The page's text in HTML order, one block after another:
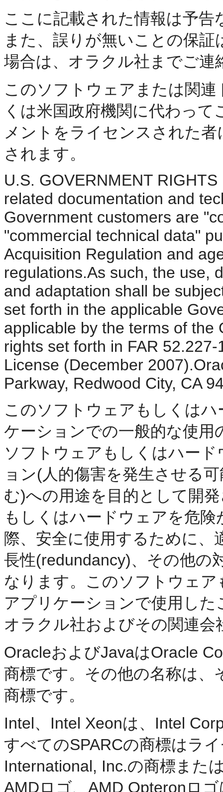
ここに記載された情報は予
また、誤りが無いことの保
場合は、オラクル社までご連
このソフトウェアまたは関
くは米国政府機関に代わっ
メントをライセンスされた
されます。
U.S. GOVERNMENT
related documentation and
Government customers are
"commercial technical data"
Acquisition Regulation and
regulations.As such, the use,
and adaptation shall be
set forth in the applicable
applicable by the terms of the
rights set forth in FAR
License (December
Parkway, Redwood City, CA
このソフトウェアもしくは
ケーションでの一般的な使
ソフトウェアもしくはハー
ョン(人的傷害を発生させる
む)への用途を目的として開
もしくはハードウェアを危
際、安全に使用するために
長性(redundancy)、その他の
なります。このソフトウェ
アプリケーションで使用し
オラクル社およびその関連
OracleおよびJavaはOracle
商標です。その他の名称は、
商標です。
Intel、Intel Xeonは、Intel
すべてのSPARCの商標はラ
International, Inc.の商標また
AMDロゴ、AMD Opteronロ